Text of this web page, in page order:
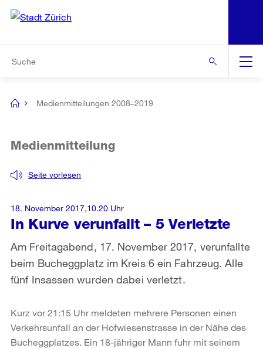
Navigation
[no
Medienmitteilungen 2008–2019
In Kurve verunfallt – 5 Verletzte
Seite vorlesen
Medienmitteilung
Am Freitagabend, 17. November 2017, verunfallte
beim Bucheggplatz im Kreis 6 ein Fahrzeug. Alle
fünf Insassen wurden dabei verletzt.
18. November 2017,10.20 Uhr
Kurz vor 21:15 Uhr meldeten mehrere Personen einen
Verkehrsunfall an der Hofwiesenstrasse in der Nähe des
Bucheggplatzes. Ein 18-jähriger Mann fuhr mit seinem